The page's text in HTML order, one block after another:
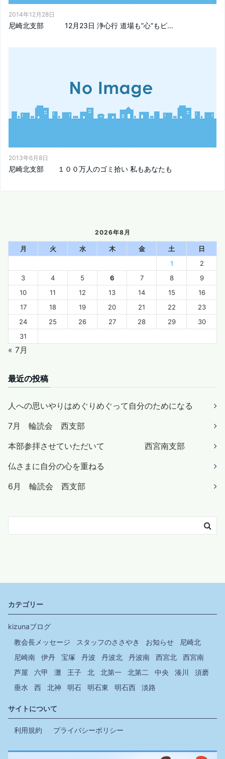
2014年12月28日
尼崎北支部 12月23日 浄心行 道場も”心”もピ...
2013年6月8日
尼崎北支部 １００万人のゴミ拾い 私もあなたも
2026年8月
月 火 水 木 金 土
日
1
2
3
4 5 6 7 8
9
10
11 12 13 14 15
16
17
18 19 20 21 22
23
24
25 26 27 28 29
30
31
« 7月
最近の投稿
人への思いやりはめぐりめぐって自分のためになる
7月 輪読会 西支部
本部参拝させていただいて 西宮南支部
仏さまに自分の心を重ねる
6月 輪読会 西支部
カテゴリー
kizunaブログ
教会長メッセージ
スタッフのささやき お知らせ
尼崎北
尼崎南
伊丹 宝塚 丹波 丹波北 丹波南 西宮北
西宮南
芦屋
六甲 灘 王子 北 北第一 北第二 中央 湊川
須磨
垂水
西 北神 明石 明石東 明石西 淡路
サイトについて
利用規約 プライバシーポリシー